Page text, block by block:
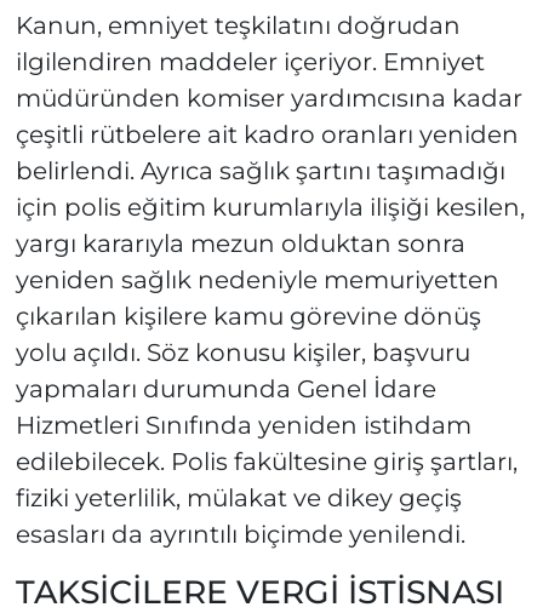
Kanun, emniyet teşkilatını doğrudan
ilgilendiren maddeler içeriyor. Emniyet
müdüründen komiser yardımcısına kadar
çeşitli rütbelere ait kadro oranları yeniden
belirlendi. Ayrıca sağlık şartını taşımadığı
için polis eğitim kurumlarıyla ilişiği kesilen,
yargı kararıyla mezun olduktan sonra
yeniden sağlık nedeniyle memuriyetten
çıkarılan kişilere kamu görevine dönüş
yolu açıldı. Söz konusu kişiler, başvuru
yapmaları durumunda Genel İdare
Hizmetleri Sınıfında yeniden istihdam
edilebilecek. Polis fakültesine giriş şartları,
fiziki yeterlilik, mülakat ve dikey geçiş
esasları da ayrıntılı biçimde yenilendi.
TAKSİCİLERE VERGİ İSTİSNASI